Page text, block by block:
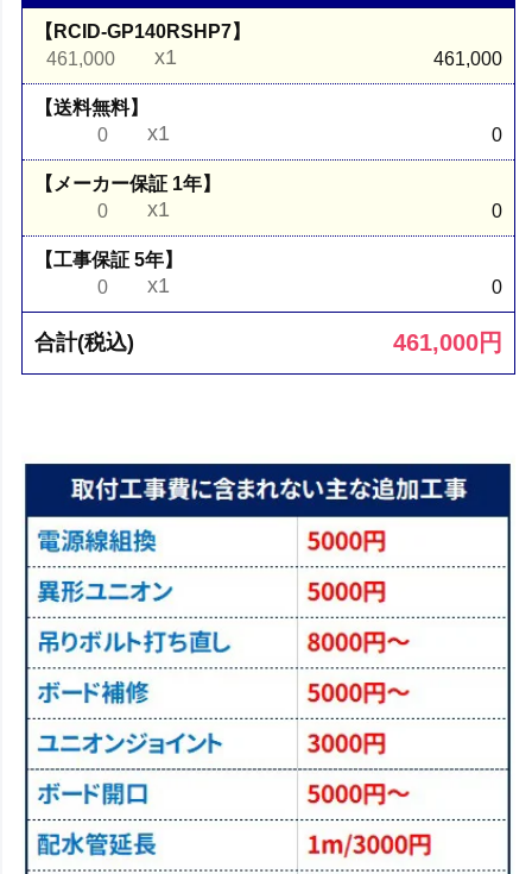
【RCID-GP140RSHP7】
461,000
x1 461,000
【送料無料】
0
x1 0
【メーカー保証 1年】
0
x1 0
【工事保証 5年】
0
x1 0
合計(税込) 461,000円